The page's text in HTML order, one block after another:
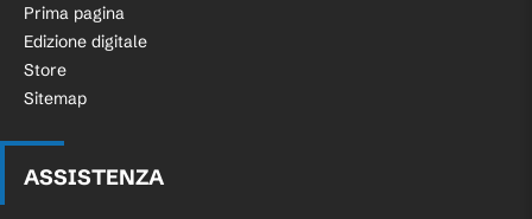
Prima pagina
Edizione digitale
Store
Sitemap
ASSISTENZA